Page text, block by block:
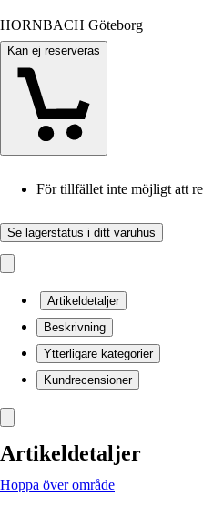
HORNBACH Göteborg
Kan ej reserveras
För tillfället inte möjligt att
Se lagerstatus i ditt varuhus
Artikeldetaljer
Beskrivning
Ytterligare kategorier
Kundrecensioner
Artikeldetaljer
Hoppa över område